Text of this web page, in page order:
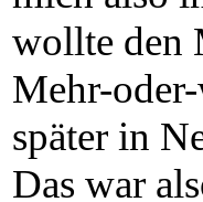
wollte den
Mehr-
später in
Das war